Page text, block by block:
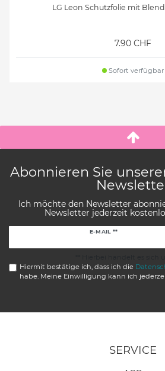
LG Leon Schutzfolie mit
7.90 CHF
Sofort verfügbar
Abonnieren Sie
Ich möchte den Newsletter
Newsletter jederzeit
E-MAIL **
Hiermit bestätige ich, dass ich die
habe. Meine Einwilligung kann ich
SERVICE